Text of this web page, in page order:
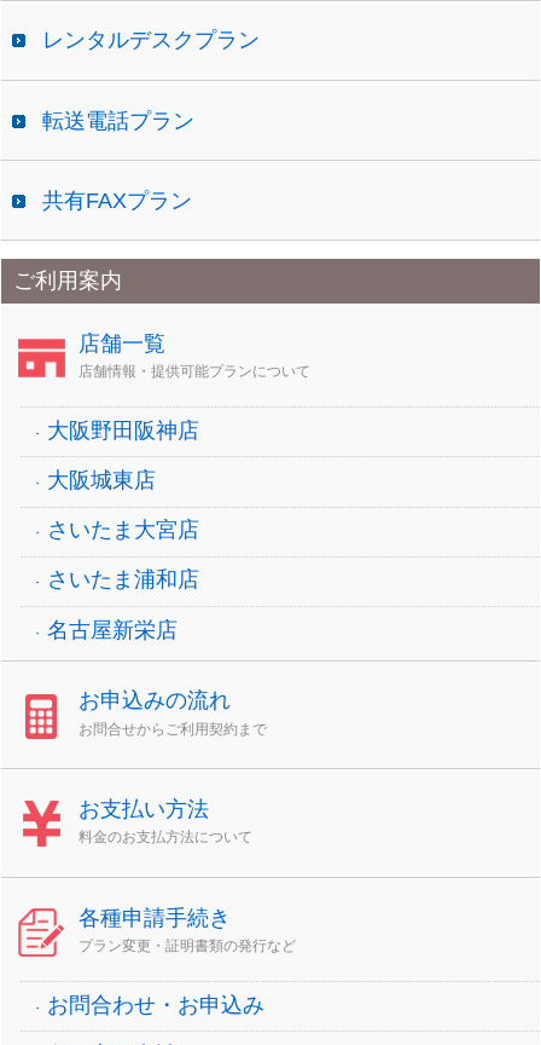
レンタルデスクプラン
転送電話プラン
共有FAXプラン
ご利用案内
店舗一覧
店舗情報・提供可能プランについて
大阪野田阪神店
大阪城東店
さいたま大宮店
さいたま浦和店
名古屋新栄店
お申込みの流れ
お問合せからご利用契約まで
お支払い方法
料金のお支払方法について
各種申請手続き
プラン変更・証明書類の発行など
お問合わせ・お申込み